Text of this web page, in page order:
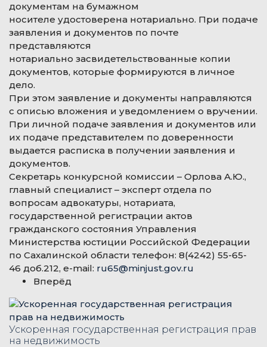
документам на бумажном
носителе удостоверена нотариально. При подаче
заявления и документов по почте
представляются
нотариально засвидетельствованные копии
документов, которые формируются в личное
дело.
При этом заявление и документы направляются
с описью вложения и уведомлением о вручении.
При личной подаче заявления и документов или
их подаче представителем по доверенности
выдается расписка в получении заявления и
документов.
Секретарь конкурсной комиссии – Орлова А.Ю.,
главный специалист – эксперт отдела по
вопросам адвокатуры, нотариата,
государственной регистрации актов
гражданского состояния Управления
Министерства юстиции Российской Федерации
по Сахалинской области телефон: 8(4242) 55-65-
46 доб.212, e-mail: ru65@minjust.gov.ru
Вперёд
Ускоренная государственная регистрация прав
на недвижимость